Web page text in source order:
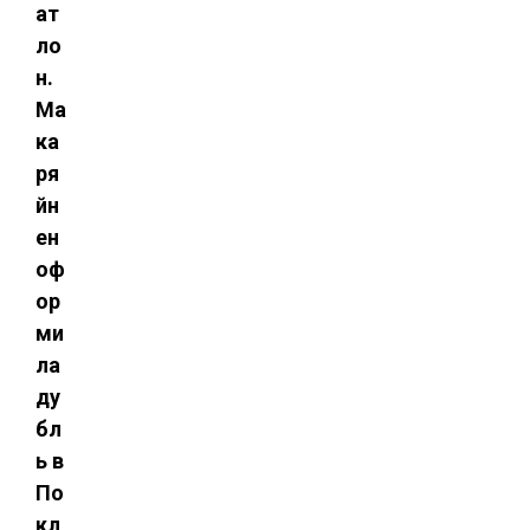
ат
ло
н.
Ма
ка
ря
йн
ен
оф
ор
ми
ла
ду
бл
ь в
По
кл